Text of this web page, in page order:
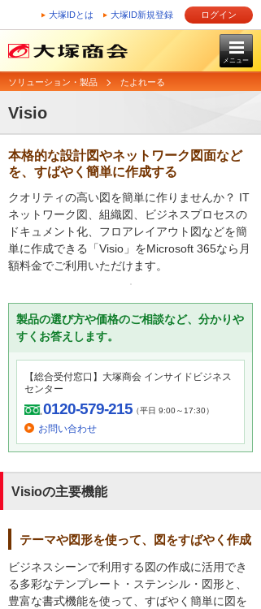
大塚IDとは 大塚ID新規登録 ログイン
メニュー
ソリューション・製品 たよれーる
Visio
本格的な設計図やネットワーク図面など
を、すばやく簡単に作成する
クオリティの高い図を簡単に作りませんか？ IT
ネットワーク図、組織図、ビジネスプロセスの
ドキュメント化、フロアレイアウト図などを簡
単に作成できる「Visio」をMicrosoft 365なら月
額料金でご利用いただけます。
製品の選び方や価格のご相談など、分かりや
すくお答えします。
【総合受付窓口】大塚商会 インサイドビジネス
センター
0120-579-215（平日 9:00～17:30）
お問い合わせ
Visioの主要機能
テーマや図形を使って、図をすばやく作成
ビジネスシーンで利用する図の作成に活用でき
る多彩なテンプレート・ステンシル・図形と、
豊富な書式機能を使って、すばやく簡単に図を